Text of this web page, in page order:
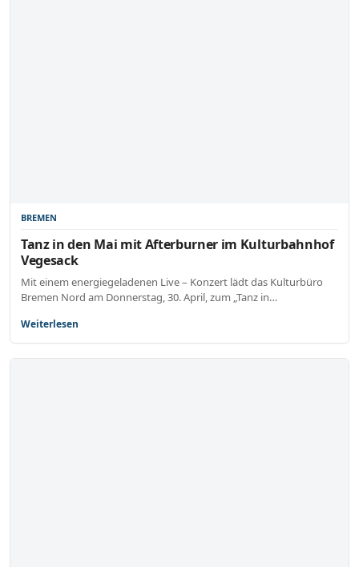
BREMEN
Tanz in den Mai mit Afterburner im Kulturbahnhof
Vegesack
Mit einem energiegeladenen Live – Konzert lädt das Kulturbüro
Bremen Nord am Donnerstag, 30. April, zum „Tanz in…
Weiterlesen